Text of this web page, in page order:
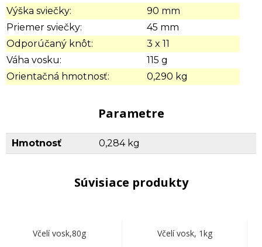
Výška sviečky:
90 mm
Priemer sviečky:
45 mm
Odporúčaný knôt:
3 x 11
Váha vosku:
115 g
Orientačná hmotnosť:
0,290 kg
Parametre
Hmotnosť 0,284 kg
Súvisiace produkty
Včelí vosk,80g Včelí vosk, 1kg